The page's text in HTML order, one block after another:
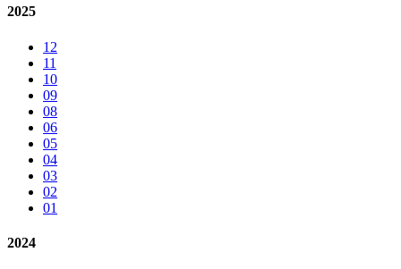
2025
12
11
10
09
08
06
05
04
03
02
01
2024